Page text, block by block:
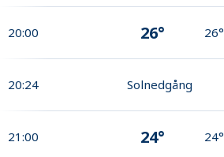
20:00 26° 26°
20:24 Solnedgång
21:00 24° 24°